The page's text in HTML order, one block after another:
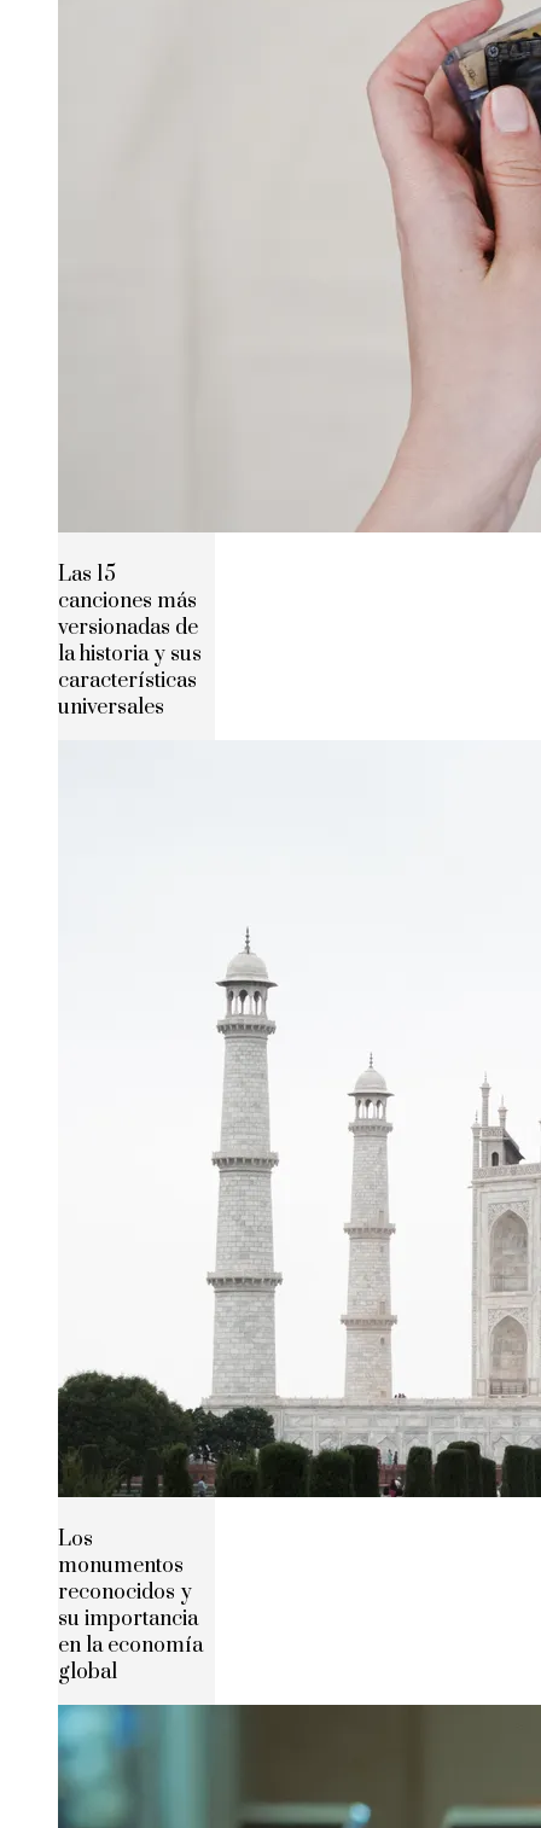
Las 15
canciones más
versionadas de
la historia y sus
características
universales
Los
monumentos
reconocidos y
su importancia
en la economía
global